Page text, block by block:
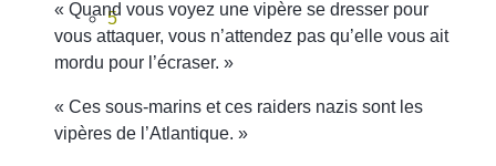
5
« Quand vous voyez une vipère se dresser pour
vous attaquer, vous n’attendez pas qu’elle vous ait
mordu pour l’écraser. »
« Ces sous-marins et ces raiders nazis sont les
vipères de l’Atlantique. »